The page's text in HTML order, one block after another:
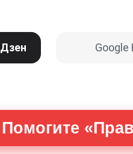
Дзен Google
Помогите